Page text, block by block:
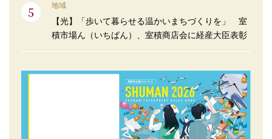
地域
【光】「歩いて暮らせる温かいまちづくりを」 室
積市場ん（いちばん）、室積商店会に経産大臣表彰